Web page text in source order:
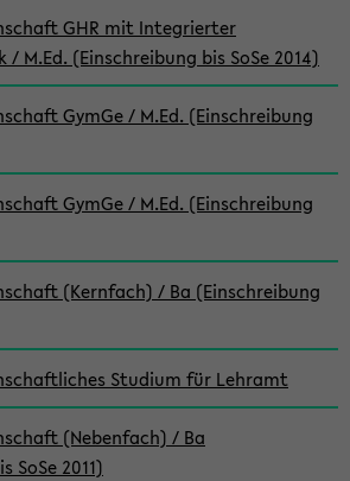
GHR mit Integrierter
M.Ed. (Einschreibung bis SoSe 2014)
GymGe / M.Ed. (Einschreibung
GymGe / M.Ed. (Einschreibung
(Kernfach) / Ba (Einschreibung
Studium für Lehramt
(Nebenfach) / Ba
SoSe 2011)